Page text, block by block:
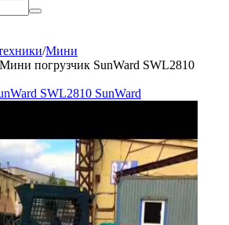
/Мини
Мини погрузчик SunWard SWL2810